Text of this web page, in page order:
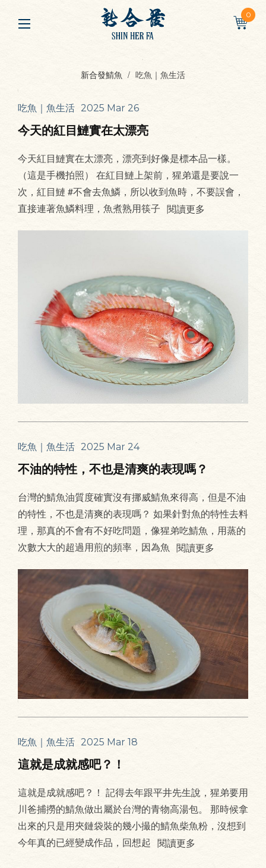
0
新合發鯖魚 吃魚｜魚生活
吃魚｜魚生活 2025 Mar 26
今天的紅目鰱實在太漂亮
今天紅目鰱實在太漂亮，漂亮到好像是標本品一樣。
（這是手機拍照） 在紅目鰱上架前，猩弟還是要說一
次，紅目鰱 #不會去魚鱗，所以收到魚時，不要誤會，
直接連著魚鱗料理，魚煮熟用筷子 閱讀更多
吃魚｜魚生活 2025 Mar 24
不油的特性，不也是清爽的表現嗎？
台灣的鯖魚油質度確實沒有挪威鯖魚來得高，但是不油
的特性，不也是清爽的表現嗎？ 如果針對魚的特性去料
理，那真的不會有不好吃問題，像猩弟吃鯖魚，用蒸的
次數大大的超過用煎的頻率，因為魚 閱讀更多
吃魚｜魚生活 2025 Mar 18
這就是成就感吧？！
這就是成就感吧？！ 記得去年跟平井先生說，猩弟要用
川爸捕撈的鯖魚做出屬於台灣的青物高湯包。 那時候拿
出來的只是用夾鏈袋裝的幾小撮的鯖魚柴魚粉，沒想到
今年真的已經變成作品，回想起 閱讀更多